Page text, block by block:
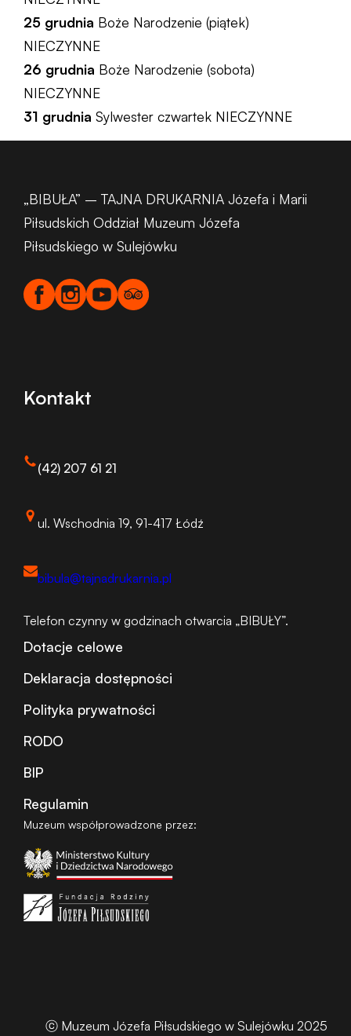
25 grudnia Boże Narodzenie (piątek)
NIECZYNNE
26 grudnia Boże Narodzenie (sobota)
NIECZYNNE
31 grudnia Sylwester czwartek NIECZYNNE
„BIBUŁA” – TAJNA DRUKARNIA Józefa i Marii
Piłsudskich Oddział Muzeum Józefa
Piłsudskiego w Sulejówku
Kontakt
(42) 207 61 21
ul. Wschodnia 19, 91-417 Łódź
bibula@tajnadrukarnia.pl
Telefon czynny w godzinach otwarcia „BIBUŁY”.
Dotacje celowe
Deklaracja dostępności
Polityka prywatności
RODO
BIP
Regulamin
Muzeum współprowadzone przez:
ⓒ Muzeum Józefa Piłsudskiego w Sulejówku 2025